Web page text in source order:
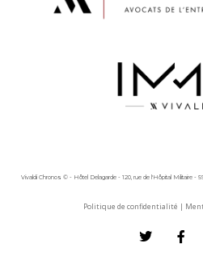
Vivaldi Chronos © - Hôtel Delagarde - 120, rue de l'Hôpital Militaire
Politique de confidentialité |